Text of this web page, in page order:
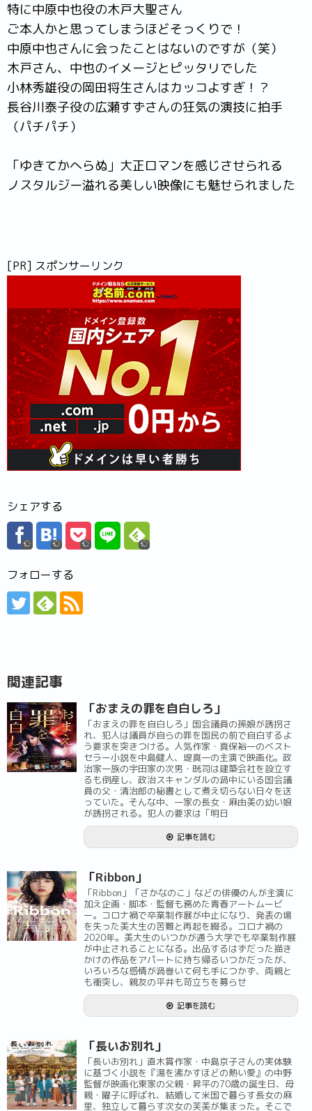
特に中原中也役の木戸大聖さん
ご本人かと思ってしまうほどそっくりで！
中原中也さんに会ったことはないのですが（笑）
木戸さん、中也のイメージとピッタリでした
小林秀雄役の岡田将生さんはカッコよすぎ！？
長谷川泰子役の広瀬すずさんの狂気の演技に拍手
（パチパチ）
「ゆきてかへらぬ」大正ロマンを感じさせられる
ノスタルジー溢れる美しい映像にも魅せられました
[PR] スポンサーリンク
シェアする
フォローする
関連記事
「おまえの罪を自白しろ」
「おまえの罪を自白しろ」国会議員の孫娘が誘拐さ
れ、犯人は議員が自らの罪を国民の前で自白するよ
う要求を突きつける。人気作家・真保裕一のベスト
セラー小説を中島健人、堤真一の主演で映画化。政
治家一族の宇田家の次男・晄司は建築会社を設立す
るも倒産し、政治スキャンダルの渦中にいる国会議
員の父・清治郎の秘書として煮え切らない日々を送
っていた。そんな中、一家の長女・麻由美の幼い娘
が誘拐される。犯人の要求は「明日
記事を読む
「Ribbon」
「Ribbon」「さかなのこ」などの俳優のんが主演に
加え企画・脚本・監督も務めた青春アートムービ
ー。コロナ禍で卒業制作展が中止になり、発表の場
を失った美大生の苦難と再起を綴る。コロナ禍の
2020年。美大生のいつかが通う大学でも卒業制作展
が中止されることになる。出品するはずだった描き
かけの作品をアパートに持ち帰るいつかだったが、
いろいろな感情が渦巻いて何も手につかず、両親と
も衝突し、親友の平井も苛立ちを募らせ
記事を読む
「長いお別れ」
「長いお別れ」直木賞作家・中島京子さんの実体験
に基づく小説を『湯を沸かすほどの熱い愛』の中野
監督が映画化東家の父親・昇平の70歳の誕生日、母
親・曜子に呼ばれ、結婚して米国で暮らす長女の麻
里、独立して暮らす次女の芙美が集まった。そこで